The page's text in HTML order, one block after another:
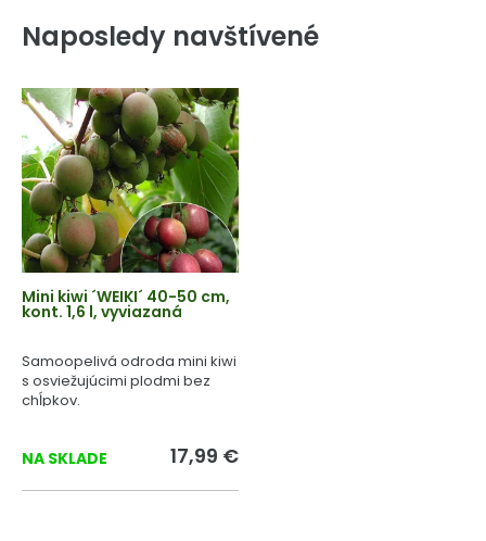
Naposledy navštívené
Mini kiwi ´WEIKI´ 40-50 cm,
kont. 1,6 l, vyviazaná
Samoopelivá odroda mini kiwi
s osviežujúcimi plodmi bez
chĺpkov.
NA SKLADE 17,99 €